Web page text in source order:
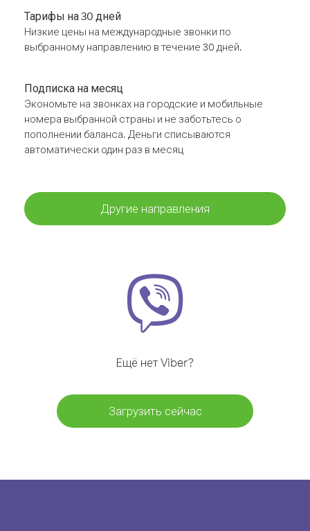
Тарифы на 30 дней
Низкие цены на международные звонки по
выбранному направлению в течение 30 дней.
Подписка на месяц
Экономьте на звонках на городские и мобильные
номера выбранной страны и не заботьтесь о
пополнении баланса. Деньги списываются
автоматически один раз в месяц
Другие направления
Ещё нет Viber?
Загрузить сейчас